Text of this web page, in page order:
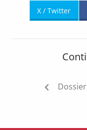
X / Twitter
Navigation